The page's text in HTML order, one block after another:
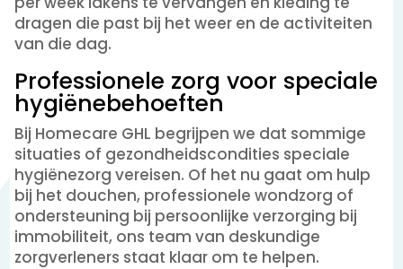
dragen die past bij het weer en de activiteiten
van die dag.
Professionele zorg voor speciale
hygiënebehoeften
Bij Homecare GHL begrijpen we dat sommige
situaties of gezondheidscondities speciale
hygiënezorg vereisen. Of het nu gaat om hulp
bij het douchen, professionele wondzorg of
ondersteuning bij persoonlijke verzorging bij
immobiliteit, ons team van deskundige
zorgverleners staat klaar om te helpen.